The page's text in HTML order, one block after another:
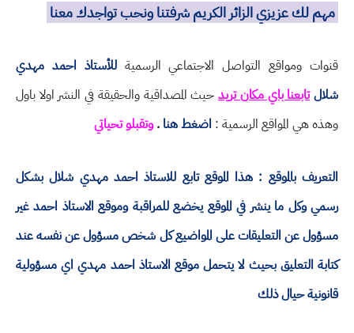
مهم لك عزيزي الزائر الكريم شرفتنا ونحب تواجدك معنا
قنوات ومواقع التواصل الاجتماعي الرسميةللأستاذ احمد مهدي
شلالتابعنا باي مكان تريدحيث المصداقية والحقيقة في النشر اولا باول
وهذه هي المواقع الرسمية : اضغط هنا .وتقبلو تحياتي
التعريف بالموقع : هذا الموقع تابع للاستاذ احمد مهدي شلال بشكل
رسمي وكل ما ينشر في الموقع يخضع للمراقبة وموقع الاستاذ احمد غير
مسؤول عن التعليقات على المواضيع كل شخص مسؤول عن نفسه عند
كتابة التعليق بحيث لا يتحمل موقع الاستاذ احمد مهدي اي مسؤولية
قانونية حيال ذلك